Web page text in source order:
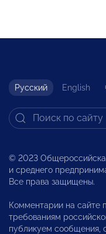
Русский English
© 2023
и среднего
Все права защищены.
Комментарии на сайте
требованиям
публикуем сообщения,